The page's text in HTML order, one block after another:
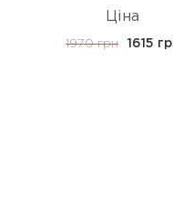
Ціна
1970 грн 1615